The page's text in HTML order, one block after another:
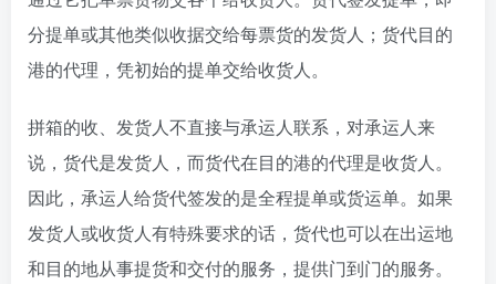
分提单或其他类似收据交给每票货的发货人；货代目的
港的代理，凭初始的提单交给收货人。
拼箱的收、发货人不直接与承运人联系，对承运人来
说，货代是发货人，而货代在目的港的代理是收货人。
因此，承运人给货代签发的是全程提单或货运单。如果
发货人或收货人有特殊要求的话，货代也可以在出运地
和目的地从事提货和交付的服务，提供门到门的服务。